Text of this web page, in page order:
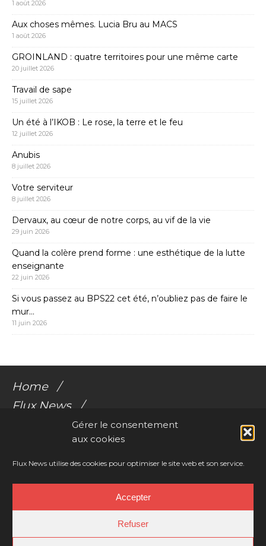
Gérer le consentement
aux cookies
Flux News utilise des cookies pour optimiser le site web et son service.
Accepter
Refuser
1 août 2026
Aux choses mêmes. Lucia Bru au MACS
1 août 2026
GROINLAND : quatre territoires pour une même carte
20 juillet 2026
Travail de sape
15 juillet 2026
Un été à l’IKOB : Le rose, la terre et le feu
12 juillet 2026
Anubis
8 juillet 2026
Votre serviteur
8 juillet 2026
Dervaux, au cœur de notre corps, au vif de la vie
29 juin 2026
Quand la colère prend forme : une esthétique de la lutte
enseignante
22 juin 2026
Si vous passez au BPS22 cet été, n’oubliez pas de faire le
mur…
11 juin 2026
Home
Flux News
Galerie Flux
Videos
Résonances Corporelles